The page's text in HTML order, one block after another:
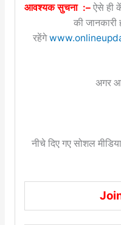
आवश्यक सुचना :– ऐसे ही
की
रहेंगे
अगर
नीचे दिए गए सोशल